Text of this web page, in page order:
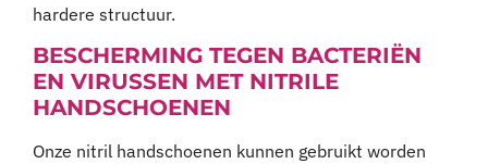
hardere structuur.
BESCHERMING TEGEN BACTERIËN
EN VIRUSSEN MET NITRILE
HANDSCHOENEN
Onze nitril handschoenen kunnen gebruikt worden